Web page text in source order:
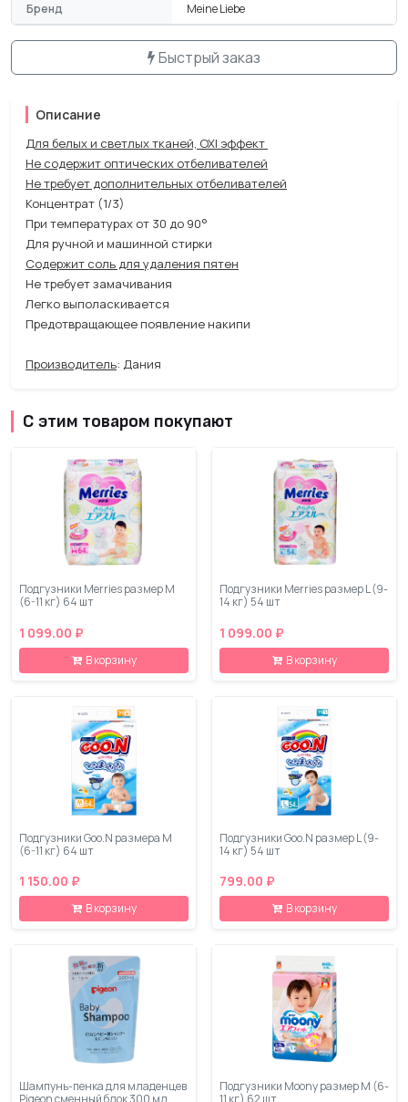
Бренд Meine Liebe
Быстрый заказ
Описание
Для белых и светлых тканей, OXI эффект
Не содержит оптических отбеливателей
Не требует дополнительных отбеливателей
Концентрат (1/3)
При температурах от 30 до 90°
Для ручной и машинной стирки
Содержит соль для удаления пятен
Не требует замачивания
Легко выполаскивается
Предотвращающее появление накипи
Производитель: Дания
С этим товаром покупают
Подгузники Merries размер М
(6-11 кг) 64 шт
1 099.00 ₽
В корзину
Подгузники Merries размер L (9-
14 кг) 54 шт
1 099.00 ₽
В корзину
Подгузники Goo.N размера M
(6-11 кг) 64 шт
1 150.00 ₽
В корзину
Подгузники Goo.N размер L (9-
14 кг) 54 шт
799.00 ₽
В корзину
Шампунь-пенка для младенцев
Подгузники Moony размер M (6-